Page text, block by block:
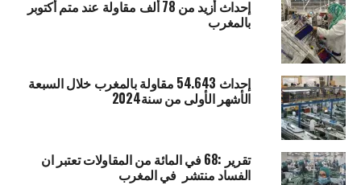
إحداث أزيد من 78 ألف مقاولة عند متم أكتوبر
بالمغرب
إحداث 54.643 مقاولة بالمغرب خلال السبعة
الأشهر الأولى من سنة2024
تقرير :68 في المائة من المقاولات تعتبر ان
الفساد منتشر في المغرب